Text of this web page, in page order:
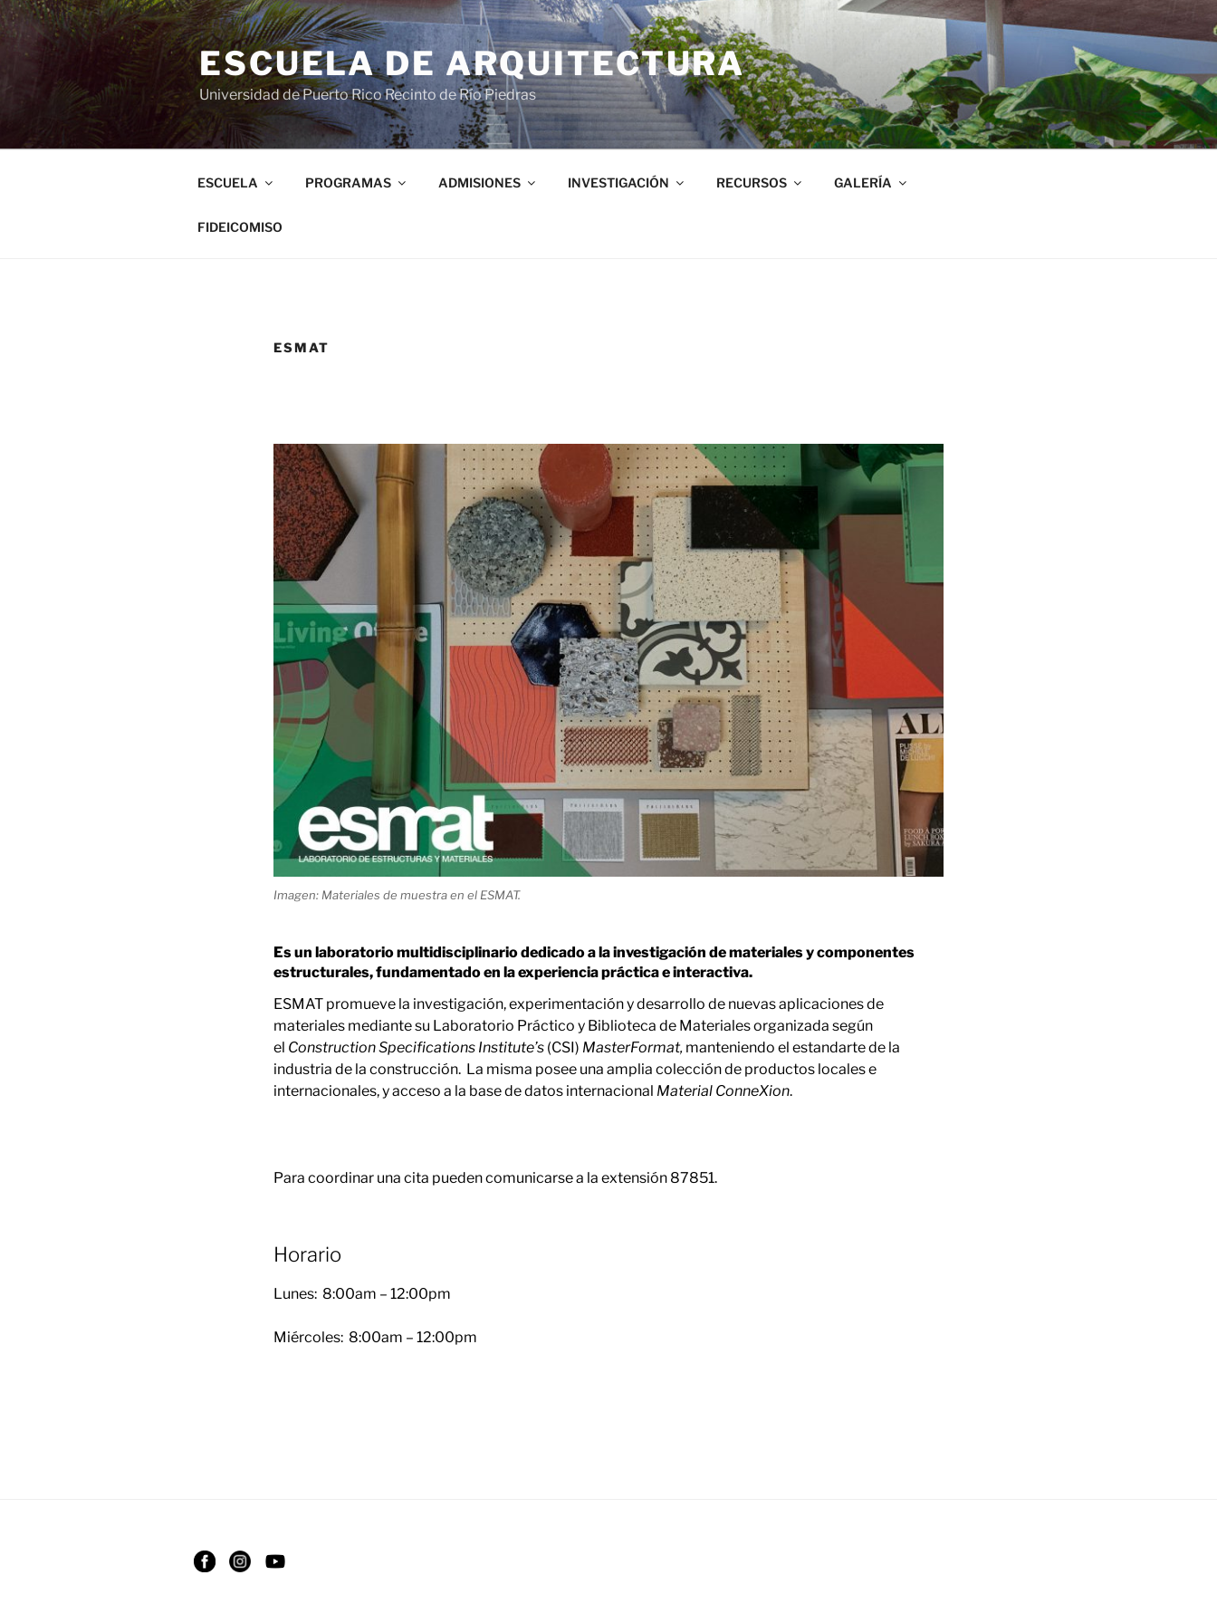
ESCUELA DE ARQUITECTURA
Universidad de Puerto Rico Recinto de Río Piedras
ESCUELA PROGRAMAS ADMISIONES INVESTIGACIÓN RECURSOS GALERÍA
FIDEICOMISO
ESMAT
Imagen: Materiales de muestra en el ESMAT.
Es un laboratorio multidisciplinario dedicado a la investigación de materiales y componentes
estructurales, fundamentado en la experiencia práctica e interactiva.
ESMAT promueve la investigación, experimentación y desarrollo de nuevas aplicaciones de
materiales mediante su Laboratorio Práctico y Biblioteca de Materiales organizada según
el Construction Specifications Institute’s (CSI) MasterFormat, manteniendo el estandarte de la
industria de la construcción. La misma posee una amplia colección de productos locales e
internacionales, y acceso a la base de datos internacional Material ConneXion.
Para coordinar una cita pueden comunicarse a la extensión 87851.
Horario
Lunes: 8:00am – 12:00pm
Miércoles: 8:00am – 12:00pm